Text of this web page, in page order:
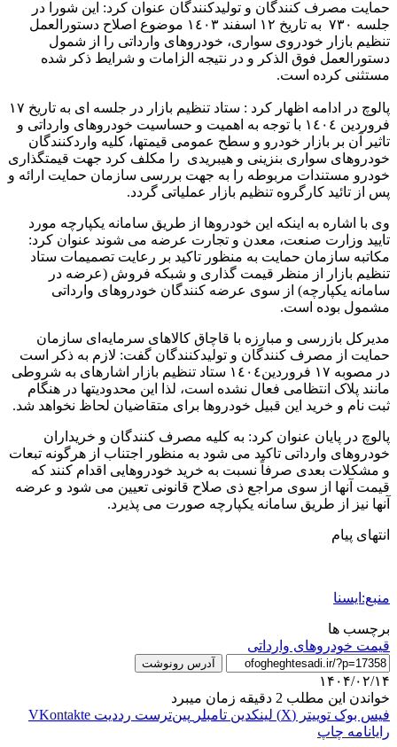
حمایت مصرف کنندگان و تولیدکنندگان عنوان کرد: این شورا در
جلسه ۷۳۰ به تاریخ ١٢ اسفند ١٤٠٣ موضوع اصلاح دستورالعمل
تنظیم بازار خودروی سواری، خودروهای وارداتی را از شمول
دستورالعمل فوق الذکر و در نتیجه الزامات و شرایط ذکر شده
مستثنی کرده است.
پالوچ در ادامه اظهار کرد : ستاد تنظیم بازار در جلسه ای به تاریخ ١٧
فروردین ١٤٠٤ با توجه به اهمیت و حساسیت خودروهای وارداتی و
تاثیر آن بر بازار خودرو و سطح عمومی قیمتها، کلیه واردکنندگان
خودروهای سواری بنزینی و هیبریدی را مکلف کرد جهت قیمتگذاری
خودرو مستندات مربوطه را به جهت بررسی سازمان حمایت ارائه و
پس از تائید کارگروه تنظیم بازار عملیاتی گردد.
وی با اشاره به اینکه این خودروها از طریق سامانه یکپارچه مورد
تایید وزارت صنعت، معدن و تجارت عرضه می شوند عنوان کرد:
مکاتبه سازمان حمایت به منظور تاکید بر رعایت تصمیمات ستاد
تنظیم بازار از منظر قیمت گذاری و شبکه فروش (عرضه در
سامانه یکپارچه) از سوی عرضه کنندگان خودروهای وارداتی
مشمول بوده است.
مدیرکل بازرسی و مبارزه با قاچاق کالاهای سرمایه‌ای سازمان
حمایت از مصرف کنندگان و تولیدکنندگان گفت: لازم به ذکر است
در مصوبه ١٧ فروردین١٤٠٤ ستاد تنظیم بازار اشارهای به شروطی
مانند پلاک انتظامی فعال نشده است، لذا این محدودیتها در هنگام
ثبت نام و خرید این قبیل خودروها برای متقاضیان لحاظ نخواهد شد.
پالوچ در پایان عنوان کرد: به کلیه مصرف کنندگان و خریداران
خودروهای وارداتی تاکید می شود به منظور اجتناب از هرگونه تبعات
و مشکلات بعدی صرفاً نسبت به خرید خودروهایی اقدام کنند که
قیمت آنها از سوی مراجع ذی صلاح قانونی تعیین می شود و عرضه
آنها نیز از طریق سامانه یکپارچه صورت می پذیرد.
انتهای پیام
منبع:ایسنا
برچسب ها
قیمت خودروهای وارداتی
آدرس رونوشت
۱۴۰۴/۰۲/۱۴
خواندن این مطلب 2 دقیقه زمان میبرد
فیس بوک توییتر (X) لینکدین ‫تامبلر ‫پین‌ترست ‫رددیت ‫VKontakte
رایانامه چاپ